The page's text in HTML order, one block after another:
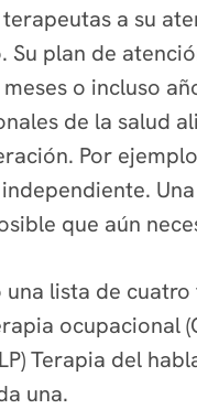
a su
Su plan de
o incluso
de la salud
Por
que aún
lista de cuatro
ocupacional
Terapia del
una.